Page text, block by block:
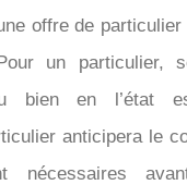
offre de particulier
un particulier,
bien en l’état
anticipera le
nécessaires